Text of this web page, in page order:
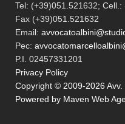
Tel: (+39)051.521632;
Fax (+39)051.521632
Email:
Pec:
P.I. 02457331201
Privacy Policy
Copyright © 2009-2026 Avv.
Powered by Maven Web